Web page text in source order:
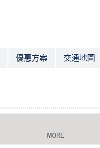
優惠方案 交通地圖
MORE